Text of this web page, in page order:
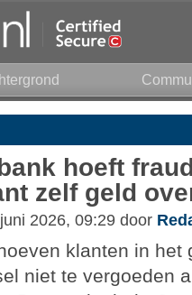
hoeft
zelf geld
2026, 09:29 door
klanten in
niet te vergoeden